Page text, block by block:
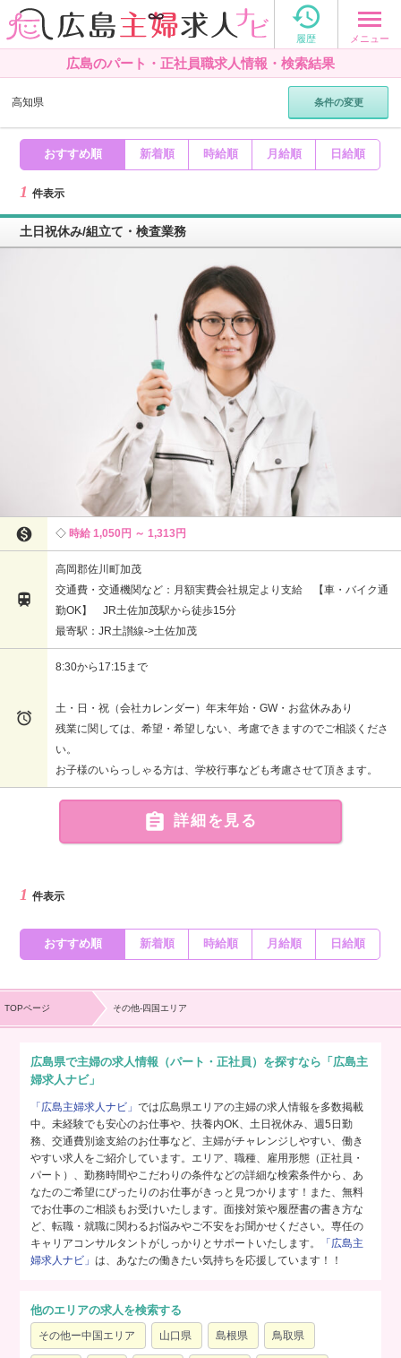

履歴 メニュー
広島のパート・正社員職求人情報・検索結果
高知県 条件の変更
おすすめ順 新着順 時給順 月給順 日給順
1 件表示
土日祝休み/組立て・検査業務
 時給 1,050円 ～ 1,313円

高岡郡佐川町加茂
交通費・交通機関など：月額実費会社規定より支給 【車・バイク通
勤OK】 JR土佐加茂駅から徒歩15分
最寄駅：JR土讃線->土佐加茂

8:30から17:15まで
土・日・祝（会社カレンダー）年末年始・GW・お盆休みあり
残業に関しては、希望・希望しない、考慮できますのでご相談くださ
い。
お子様のいらっしゃる方は、学校行事なども考慮させて頂きます。
 詳細を見る
1 件表示
おすすめ順 新着順 時給順 月給順 日給順
TOPページ その他-四国エリア
広島県で主婦の求人情報（パート・正社員）を探すなら「広島主
婦求人ナビ」
「広島主婦求人ナビ」では広島県エリアの主婦の求人情報を多数掲載
中。未経験でも安心のお仕事や、扶養内OK、土日祝休み、週5日勤
務、交通費別途支給のお仕事など、主婦がチャレンジしやすい、働き
やすい求人をご紹介しています。エリア、職種、雇用形態（正社員・
パート）、勤務時間やこだわりの条件などの詳細な検索条件から、あ
なたのご希望にぴったりのお仕事がきっと見つかります！また、無料
でお仕事のご相談もお受けいたします。面接対策や履歴書の書き方な
ど、転職・就職に関わるお悩みやご不安をお聞かせください。専任の
キャリアコンサルタントがしっかりとサポートいたします。
「広島主
婦求人ナビ」は、あなたの働きたい気持ちを応援しています！！
他のエリアの求人を検索する
その他ー中国エリア 山口県 島根県 鳥取県